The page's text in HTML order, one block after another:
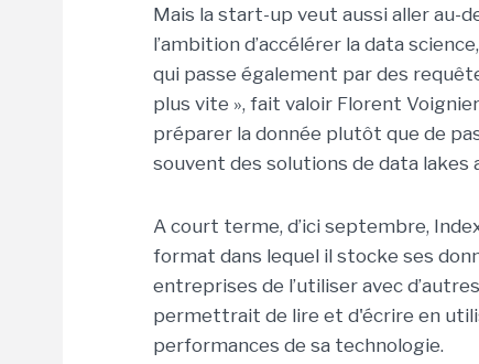
Mais la start-up veut aussi aller au-
l’ambition d’accélérer la data
qui passe également par des
plus vite », fait valoir Florent
préparer la donnée plutôt que de
souvent des solutions de data lakes
A court terme, d’ici septembre,
format dans lequel il stocke ses
entreprises de l’utiliser avec
permettrait de lire et d'écrire en
performances de sa technologie.